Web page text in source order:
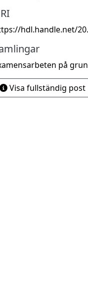
hdl.handle.net/
på
Visa fullständig post